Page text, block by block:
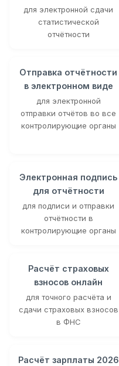
для электронной сдачи
статистической
отчётности
Отправка отчётности
в электронном виде
для электронной
отправки отчётов во все
контролирующие органы
Электронная подпись
для отчётности
для подписи и отправки
отчётности в
контролирующие органы
Расчёт страховых
взносов онлайн
для точного расчёта и
сдачи страховых взносов
в ФНС
Расчёт зарплаты 2026